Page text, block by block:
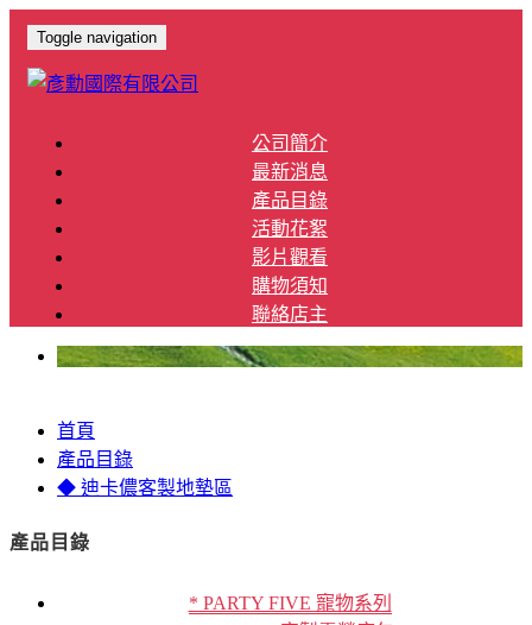
Toggle navigation
公司簡介
最新消息
產品目錄
活動花絮
影片觀看
購物須知
聯絡店主
首頁
產品目錄
◆ 迪卡儂客製地墊區
產品目錄
* PARTY FIVE 寵物系列